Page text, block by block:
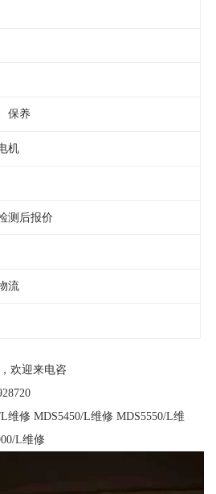
保养
机
测后报价
流
欢迎来电咨
维修 MDS5450/L维修 MDS5550/L维
L维修